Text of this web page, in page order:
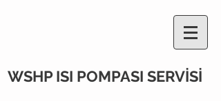
WSHP ISI POMPASI SERVİSİ